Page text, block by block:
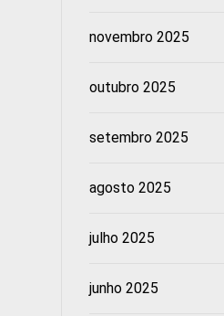
novembro 2025
outubro 2025
setembro 2025
agosto 2025
julho 2025
junho 2025